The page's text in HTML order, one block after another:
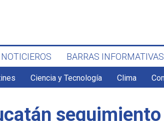
NOTICIEROS BARRAS INFORMATIVAS
Ciencia y Tecnología Clima